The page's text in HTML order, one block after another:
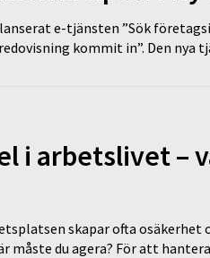
e-tjänsten ”Sök
kommit in”. Den nya
i arbetslivet –
skapar ofta osäkerhet
måste du agera? För att